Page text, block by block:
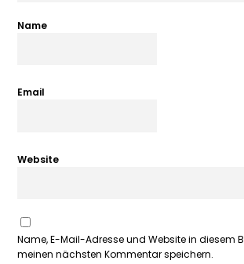
Name
Email
Website
Name, E-Mail-Adresse und Website in diesem
meinen nächsten Kommentar speichern.